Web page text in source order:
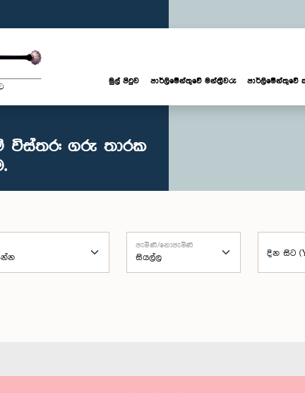
මුල් පිටුව පාර්ලි‌මේන්තුවේ මන්ත්‍රීවරු පාර්ලිමේන්තුවේ
විස්තර: ගරු තාරක
පැමිණි/නොපැමිණි
දින සිට